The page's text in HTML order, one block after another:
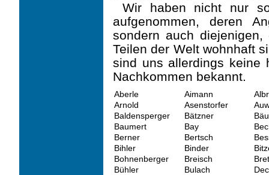
Wir haben nicht nur
aufgenommen, deren
sondern auch
Teilen der Welt wohnhaft
sind uns allerdings keine
Nachkommen bekannt.
Aberle Aimann
Arnold
Asenstorfer
Baldensperger
Bätzner
Baumert
Bay
Berner
Bertsch
Bihler
Binder
Bohnenberger
Breisch
Bühler
Bulach